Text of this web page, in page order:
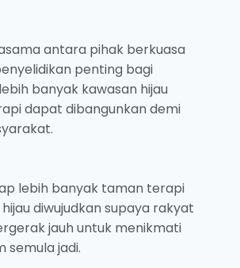
antara pihak berkuasa
penting bagi
banyak kawasan hijau
dapat dibangunkan demi
lebih banyak taman terapi
diwujudkan supaya rakyat
jauh untuk menikmati
semula jadi.